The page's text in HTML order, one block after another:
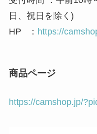
日、祝日を除く)
HP ： https://
商品ページ
https://camshop.jp/